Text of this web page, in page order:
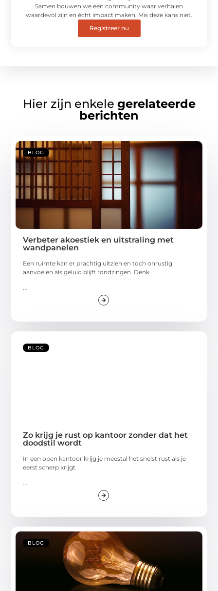
Samen bouwen we een community waar verhalen
waardevol zijn en écht impact maken. Mis deze kans niet.
Registreer nu
Hier zijn enkele gerelateerde
berichten
BLOG
Verbeter akoestiek en uitstraling met
wandpanelen
Een ruimte kan er prachtig uitzien en toch onrustig
aanvoelen als geluid blijft rondzingen. Denk
...
BLOG
Zo krijg je rust op kantoor zonder dat het
doodstil wordt
In een open kantoor krijg je meestal het snelst rust als je
eerst scherp krijgt
...
BLOG